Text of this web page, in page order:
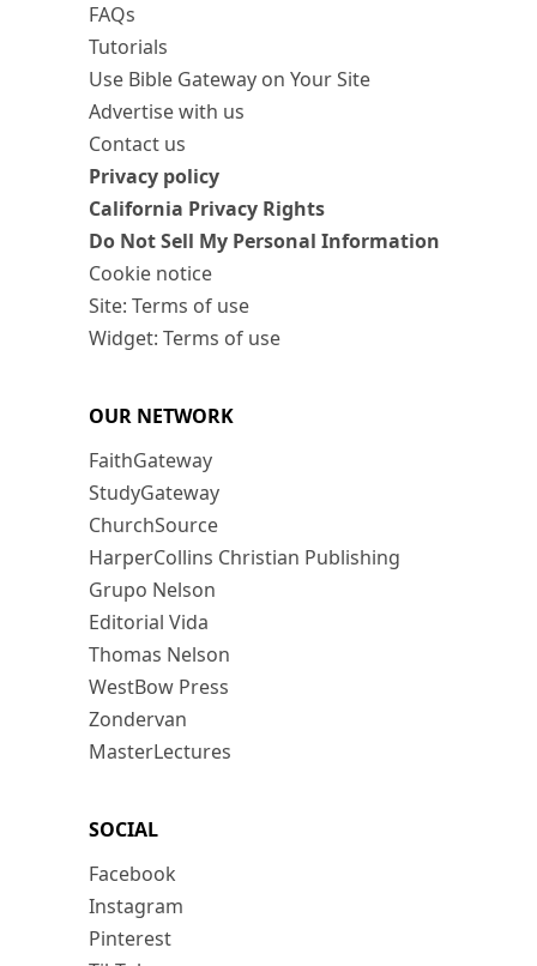
FAQs
Tutorials
Use Bible Gateway on Your Site
Advertise with us
Contact us
Privacy policy
California Privacy Rights
Do Not Sell My Personal Information
Cookie notice
Site: Terms of use
Widget: Terms of use
OUR NETWORK
FaithGateway
StudyGateway
ChurchSource
HarperCollins Christian Publishing
Grupo Nelson
Editorial Vida
Thomas Nelson
WestBow Press
Zondervan
MasterLectures
SOCIAL
Facebook
Instagram
Pinterest